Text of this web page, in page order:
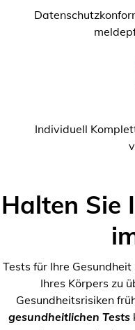
Individuell
Halten Sie
Tests für Ihre
Ihres Körpers zu
Gesundheitsrisiken
gesundheitlichen Tests